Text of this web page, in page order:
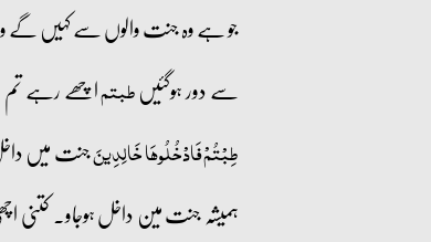
جو ہے وہ جنت والوں سے کہیں گے
سے دور ہوگئیںطبتماچھے رہے
طِبْتُمْ فَادْخُلُوهَا خَالِدِينَجنت میں
ہمیشہ جنت مین داخل ہوجاو۔